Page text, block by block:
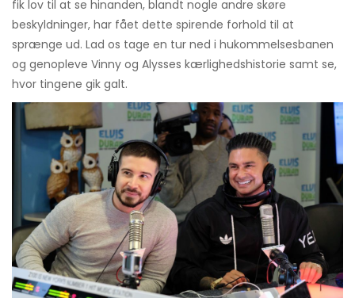
fik lov til at se hinanden, blandt nogle andre skøre
beskyldninger, har fået dette spirende forhold til at
sprænge ud. Lad os tage en tur ned i hukommelsesbanen
og genopleve Vinny og Alysses kærlighedshistorie samt se,
hvor tingene gik galt.